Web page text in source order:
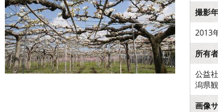
撮影
2013
所有者
公益
潟県
画像